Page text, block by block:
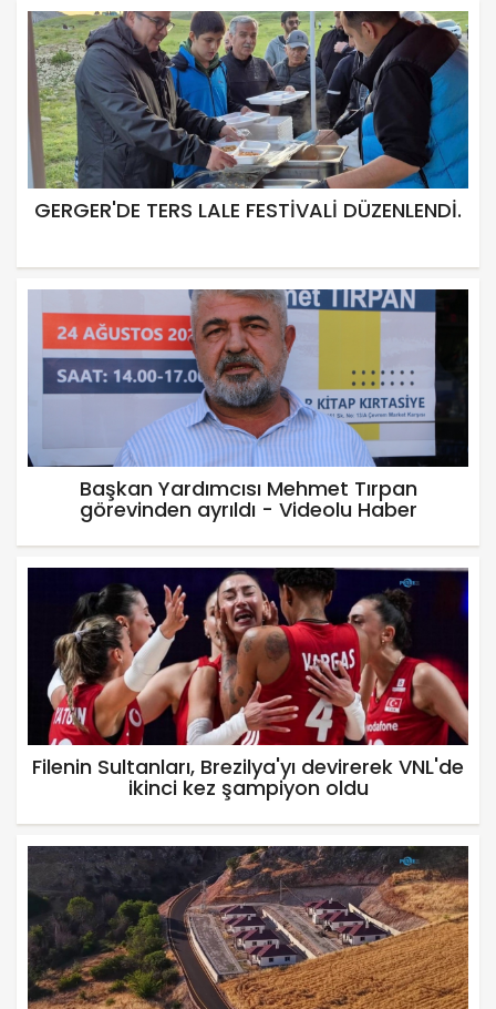
GERGER'DE TERS LALE FESTİVALİ DÜZENLENDİ.
Başkan Yardımcısı Mehmet Tırpan
görevinden ayrıldı - Videolu Haber
Filenin Sultanları, Brezilya'yı devirerek VNL'de
ikinci kez şampiyon oldu